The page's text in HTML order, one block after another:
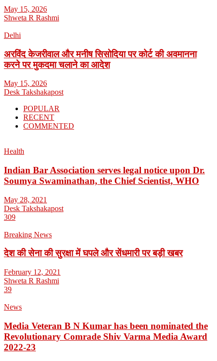
May 15, 2026
Shweta R Rashmi
Delhi
अरविंद केजरीवाल और मनीष सिसोदिया पर कोर्ट की अवमानना
करने पर मुकदमा चलाने का आदेश
May 15, 2026
Desk Takshakapost
POPULAR
RECENT
COMMENTED
Health
Indian Bar Association serves legal notice upon Dr.
Soumya Swaminathan, the Chief Scientist, WHO
May 28, 2021
Desk Takshakapost
309
Breaking News
देश की सेना की सुरक्षा में घपले और सेंधमारी पर बड़ी खबर
February 12, 2021
Shweta R Rashmi
39
News
Media Veteran B N Kumar has been nominated the
Revolutionary Comrade Shiv Varma Media Award
2022-23